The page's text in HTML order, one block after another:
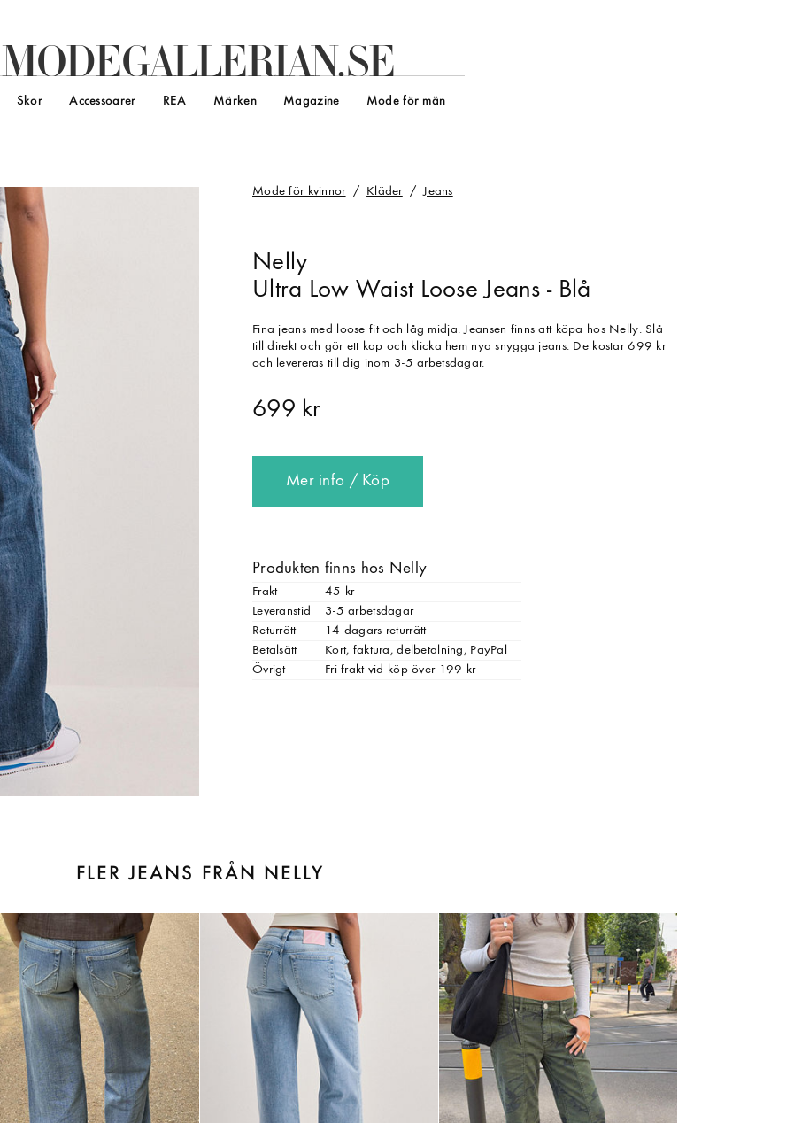
MODEGALLERIAN.SE
Skor Accessoarer REA Märken Magazine Mode för män
Mode för kvinnor Kläder Jeans
Nelly
Ultra Low Waist Loose Jeans - Blå
Fina jeans med loose fit och låg midja. Jeansen finns att köpa hos Nelly. Slå
till direkt och gör ett kap och klicka hem nya snygga jeans. De kostar 699 kr
och levereras till dig inom 3-5 arbetsdagar.
699 kr
Mer info / Köp
Produkten finns hos Nelly
Frakt
45 kr
Leveranstid
3-5 arbetsdagar
Returrätt
14 dagars returrätt
Betalsätt
Kort, faktura, delbetalning, PayPal
Övrigt
Fri frakt vid köp över 199 kr
FLER JEANS FRÅN NELLY